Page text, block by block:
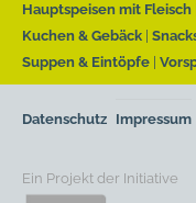
Hauptspeisen mit Fleisch
Kuchen & Gebäck
Suppen & Eintöpfe
Datenschutz Impressum
Ein Projekt der Initiative